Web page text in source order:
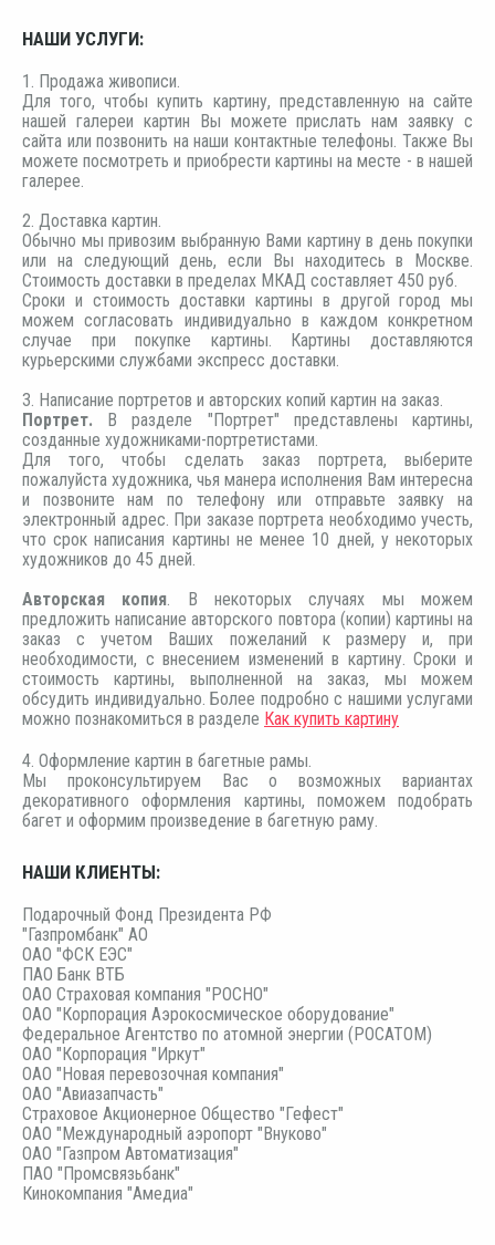
НАШИ УСЛУГИ:
1. Продажа живописи.
Для того, чтобы купить картину, представленную на сайте
нашей галереи картин Вы можете прислать нам заявку с
сайта или позвонить на наши контактные телефоны. Также Вы
можете посмотреть и приобрести картины на месте - в нашей
галерее.
2. Доставка картин.
Обычно мы привозим выбранную Вами картину в день покупки
или на следующий день, если Вы находитесь в Москве.
Стоимость доставки в пределах МКАД составляет 450 руб.
Сроки и стоимость доставки картины в другой город мы
можем согласовать индивидуально в каждом конкретном
случае при покупке картины. Картины доставляются
курьерскими службами экспресс доставки.
3. Написание портретов и авторских копий картин на заказ.
Портрет. В разделе "Портрет" представлены картины,
созданные художниками-портретистами.
Для того, чтобы сделать заказ портрета, выберите
пожалуйста художника, чья манера исполнения Вам интересна
и позвоните нам по телефону или отправьте заявку на
электронный адрес. При заказе портрета необходимо учесть,
что срок написания картины не менее 10 дней, у некоторых
художников до 45 дней.
Авторская копия. В некоторых случаях мы можем
предложить написание авторского повтора (копии) картины на
заказ с учетом Ваших пожеланий к размеру и, при
необходимости, с внесением изменений в картину. Сроки и
стоимость картины, выполненной на заказ, мы можем
обсудить индивидуально. Более подробно с нашими услугами
можно познакомиться в разделе Как купить картину
4. Оформление картин в багетные рамы.
Мы проконсультируем Вас о возможных вариантах
декоративного оформления картины, поможем подобрать
багет и оформим произведение в багетную раму.
НАШИ КЛИЕНТЫ:
Подарочный Фонд Президента РФ
"Газпромбанк" АО
ОАО "ФСК ЕЭС"
ПАО Банк ВТБ
ОАО Страховая компания "РОСНО"
ОАО "Корпорация Аэрокосмическое оборудование"
Федеральное Агентство по атомной энергии (РОСАТОМ)
ОАО "Корпорация "Иркут"
ОАО "Новая перевозочная компания"
ОАО "Авиазапчасть"
Страховое Акционерное Общество "Гефест"
ОАО "Международный аэропорт "Внуково"
ОАО "Газпром Автоматизация"
ПАО "Промсвязьбанк"
Кинокомпания "Амедиа"